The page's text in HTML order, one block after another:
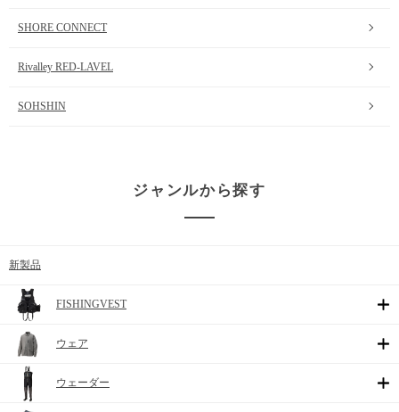
SHORE CONNECT
Rivalley RED-LAVEL
SOHSHIN
ジャンルから探す
新製品
FISHINGVEST
ウェア
ウェーダー